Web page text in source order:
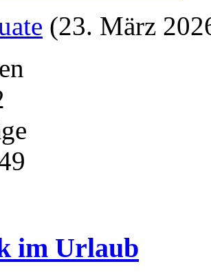
(23. März
im Urlaub